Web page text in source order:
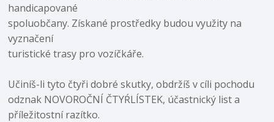
handicapované
spoluobčany. Získané prostředky budou využity na
vyznačení
turistické trasy pro vozíčkáře.
Učiníš-li tyto čtyři dobré skutky, obdržíš v cíli pochodu
odznak NOVOROČNÍ ČTYŔLÍSTEK, účastnický list a
příležitostní razítko.